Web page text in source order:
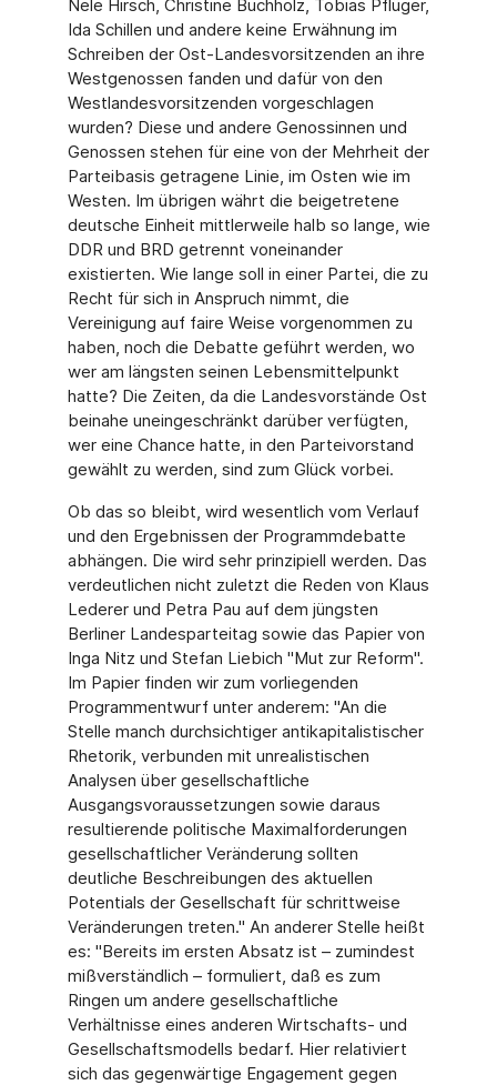
Nele Hirsch, Christine Buchholz, Tobias Pflüger,
Ida Schillen und andere keine Erwähnung im
Schreiben der Ost-Landesvorsitzenden an ihre
Westgenossen fanden und dafür von den
Westlandesvorsitzenden vorgeschlagen
wurden? Diese und andere Genossinnen und
Genossen stehen für eine von der Mehrheit der
Parteibasis getragene Linie, im Osten wie im
Westen. Im übrigen währt die beigetretene
deutsche Einheit mittlerweile halb so lange, wie
DDR und BRD getrennt voneinander
existierten. Wie lange soll in einer Partei, die zu
Recht für sich in Anspruch nimmt, die
Vereinigung auf faire Weise vorgenommen zu
haben, noch die Debatte geführt werden, wo
wer am längsten seinen Lebensmittelpunkt
hatte? Die Zeiten, da die Landesvorstände Ost
beinahe uneingeschränkt darüber verfügten,
wer eine Chance hatte, in den Parteivorstand
gewählt zu werden, sind zum Glück vorbei.
Ob das so bleibt, wird wesentlich vom Verlauf
und den Ergebnissen der Programmdebatte
abhängen. Die wird sehr prinzipiell werden. Das
verdeutlichen nicht zuletzt die Reden von Klaus
Lederer und Petra Pau auf dem jüngsten
Berliner Landesparteitag sowie das Papier von
Inga Nitz und Stefan Liebich "Mut zur Reform".
Im Papier finden wir zum vorliegenden
Programmentwurf unter anderem: "An die
Stelle manch durchsichtiger antikapitalistischer
Rhetorik, verbunden mit unrealistischen
Analysen über gesellschaftliche
Ausgangsvoraussetzungen sowie daraus
resultierende politische Maximalforderungen
gesellschaftlicher Veränderung sollten
deutliche Beschreibungen des aktuellen
Potentials der Gesellschaft für schrittweise
Veränderungen treten." An anderer Stelle heißt
es: "Bereits im ersten Absatz ist – zumindest
mißverständlich – formuliert, daß es zum
Ringen um andere gesellschaftliche
Verhältnisse eines anderen Wirtschafts- und
Gesellschaftsmodells bedarf. Hier relativiert
sich das gegenwärtige Engagement gegen